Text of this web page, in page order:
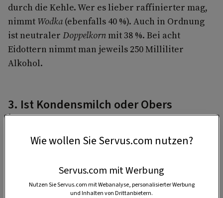
durch die Kehle. Wer es lieber raffinierter mag,
nimmt Wodka(ebenfalls 40 %). Auch in Ordnung
ist neutraler Doppelkornmit 38 %. Bei acht
Eidottern nimmt man jeweils 250 Milliliter
Alkohol.
3. Ist Kondensmilch oder Obers
besser?
Dick-cremiger Eierlikörhat fast schon etwas von
Will man also gerne löffeln, istKondensmilch
am besten.
Wie wollen Sie Servus.com nutzen?
Servus.com mit Werbung
Nutzen Sie Servus.com mit Webanalyse, personalisierter Werbung
und Inhalten von Drittanbietern.